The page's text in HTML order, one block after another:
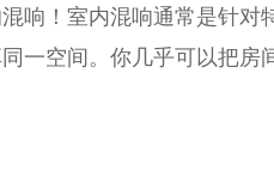
响！室内混响通常是针
一空间。你几乎可以把